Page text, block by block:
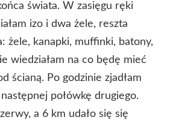
świata. W zasięgu ręki
izo i dwa żele, reszta
żele, kanapki, muffinki, batony,
wiedziałam na co będę mieć
ścianą. Po godzinie zjadłam
połówkę drugiego.
a 6 km udało się się